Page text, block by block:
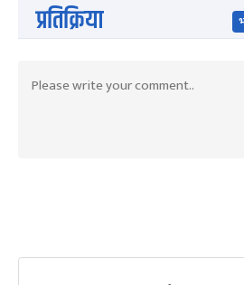
प्रतिक्रिया